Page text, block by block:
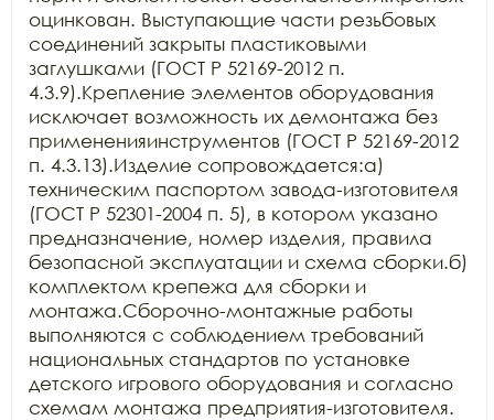
оцинкован. Выступающие части резьбовых
соединений закрыты пластиковыми
заглушками (ГОСТ Р 52169-2012 п.
4.3.9).Крепление элементов оборудования
исключает возможность их демонтажа без
примененияинструментов (ГОСТ Р 52169-2012
п. 4.3.13).Изделие сопровождается:а)
техническим паспортом завода-изготовителя
(ГОСТ Р 52301-2004 п. 5), в котором указано
предназначение, номер изделия, правила
безопасной эксплуатации и схема сборки.б)
комплектом крепежа для сборки и
монтажа.Сборочно-монтажные работы
выполняются с соблюдением требований
национальных стандартов по установке
детского игрового оборудования и согласно
схемам монтажа предприятия-изготовителя.